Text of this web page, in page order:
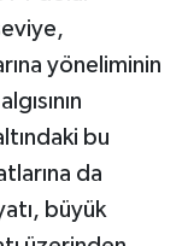
yöneliminin
bu
da
büyük